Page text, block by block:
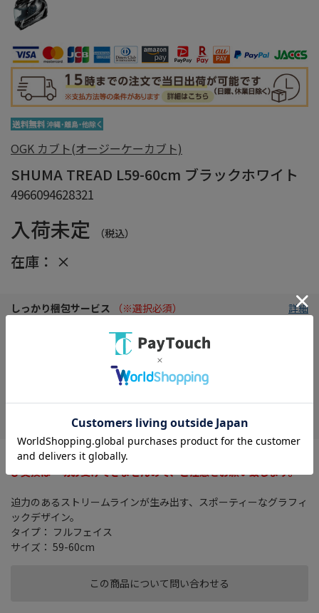
OGK カブト(オージーケーカブト)
SHUMA TREAD L59-60cm ブラックホワイト
4966094628321
入荷未定 （税込）
在庫： ×
この商品について問い合わせる
しっかり梱包サービス （※選択必須） 詳細
お気に入り
お客様による誤ったサイズやカラーの商品購入に関して、返品及
び交換は一切お受けできませんので、ご注意をお願い致します。
迫力のあるストリームラインが生み出す、スポーティーなグラフィ
ックデザイン。
タイプ： フルフェイス
サイズ： 59-60cm